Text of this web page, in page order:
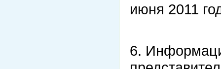
июня 2011
6.